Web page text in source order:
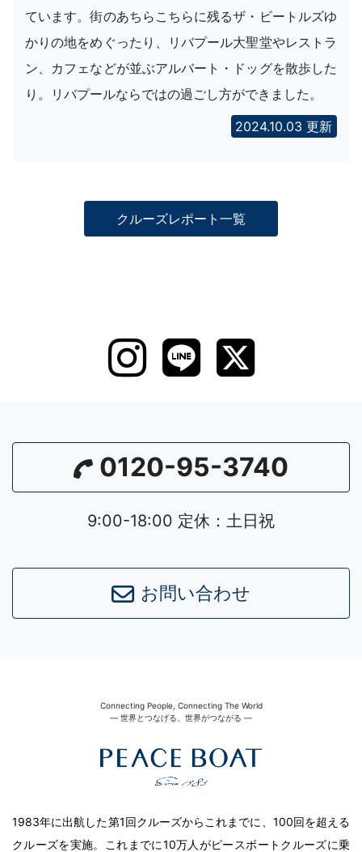
ています。街のあちらこちらに残るザ・ビートルズゆ
かりの地をめぐったり、リバプール大聖堂やレストラ
ン、カフェなどが並ぶアルバート・ドッグを散歩した
り。リバプールならではの過ごし方ができました。
2024.10.03 更新
クルーズレポート一覧
0120-95-3740
9:00-18:00 定休：土日祝
お問い合わせ
Connecting People, Connecting The World
― 世界とつなげる、世界がつながる ―
1983年に出航した第1回クルーズからこれまでに、100回を超える
クルーズを実施。これまでに10万人がピースボートクルーズに乗